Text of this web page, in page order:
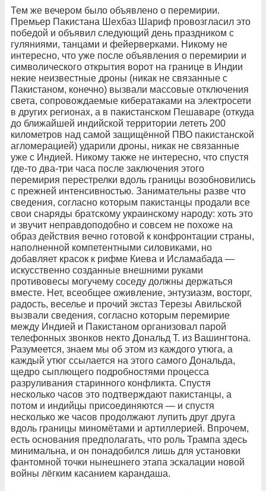
Тем же вечером было объявлено о перемирии.
Премьер Пакистана Шехбаз Шариф провозгласил это
победой и объявил следующий день праздником с
гуляниями, танцами и фейерверками. Никому не
интересно, что уже после объявления о перемирии и
символического открытия ворот на границе в Индии
некие неизвестные дроны (никак не связанные с
Пакистаном, конечно) вызвали массовые отключения
света, сопровождаемые кибератаками на электросети
в других регионах, а в пакистанском Пешаваре (откуда
до ближайшей индийской территории лететь 200
километров над самой защищённой ПВО пакистанской
агломерацией) ударили дроны, никак не связанные
уже с Индией. Никому также не интересно, что спустя
где-то два-три часа после заключения этого
перемирия перестрелки вдоль границы возобновились
с прежней интенсивностью. Занимательны разве что
сведения, согласно которым пакистанцы продали все
свои снаряды братскому украинскому народу: хоть это
и звучит неправдоподобно и совсем не похоже на
образ действия вечно готовой к конфронтации страны,
наполненной компетентными силовиками, но
добавляет красок к рифме Киева и Исламабада —
искусственно созданные внешними руками
противовесы могучему соседу должны держаться
вместе. Нет, всеобщее оживление, энтузиазм, восторг,
радость, веселье и прочий экстаз Терезы Авильской
вызвали сведения, согласно которым перемирие
между Индией и Пакистаном организовал парой
телефонных звонков некто Дональд Т. из Вашингтона.
Разумеется, знаем мы об этом из каждого утюга, а
каждый утюг ссылается на этого самого Дональда,
щедро сыплющего подробностями процесса
разруливания старинного конфликта. Спустя
несколько часов это подтверждают пакистанцы, а
потом и индийцы присоединяются — и спустя
несколько же часов продолжают лупить друг друга
вдоль границы миномётами и артиллерией. Впрочем,
есть основания предполагать, что роль Трампа здесь
минимальна, и он понадобился лишь для установки
фантомной точки нынешнего этапа эскалации новой
войны лёгким касанием карандаша.